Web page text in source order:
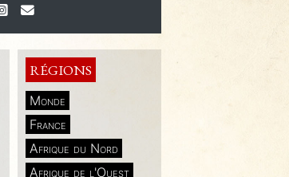
RÉGIONS
Monde
France
Afrique du Nord
Afrique de l'Ouest